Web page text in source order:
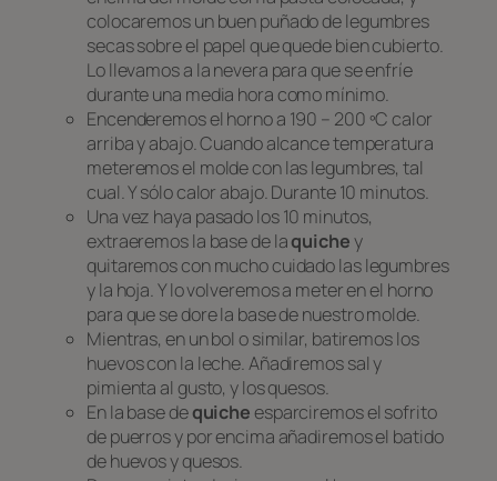
colocaremos un buen puñado de legumbres
secas sobre el papel que quede bien cubierto.
Lo llevamos a la nevera para que se enfríe
durante una media hora como mínimo.
Encenderemos el horno a 190 – 200 ºC calor
arriba y abajo. Cuando alcance temperatura
meteremos el molde con las legumbres, tal
cual. Y sólo calor abajo. Durante 10 minutos.
Una vez haya pasado los 10 minutos,
extraeremos la base de laquichey
quitaremos con mucho cuidado las legumbres
y la hoja. Y lo volveremos a meter en el horno
para que se dore la base de nuestro molde.
Mientras, en un bol o similar, batiremos los
huevos con la leche. Añadiremos sal y
pimienta al gusto, y los quesos.
En la base dequicheesparciremos el sofrito
de puerros y por encima añadiremos el batido
de huevos y quesos.